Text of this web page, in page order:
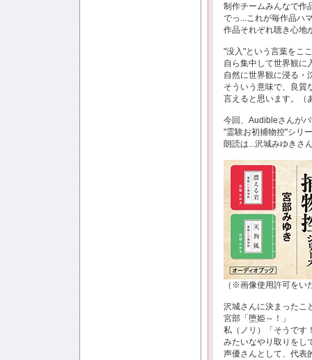
制作チームみんなで作
でっ...これが毎作品ハ
作品それぞれ聴き心地
"没入"という言葉をこ
自ら集中して世界観に
自然に世界観に浸る・
そういう意味で、良質
言えると思います。（
今回、Audibleさんが
"霊験お初捕物控"シリ
朗読は...沢城みゆきさ
（※画像使用許可をい
沢城さんに決まったこ
宮部「堕姫～！」
私（ノリ）「そうです
みたいなやり取りをし
声優さんとして、代表